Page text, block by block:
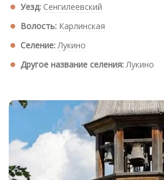
Уезд: Сенгилеевский
Волость: Карлинская
Селение: Лукино
Другое название селения:Лукино